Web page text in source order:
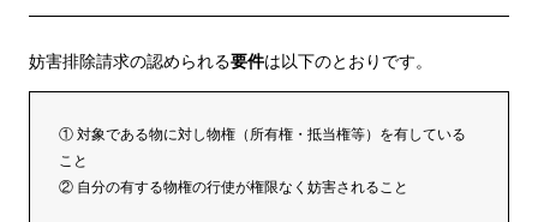
妨害排除請求の認められる要件は以下のとおりです。
① 対象である物に対し物権（所有権・抵当権等）を有している
こと
② 自分の有する物権の行使が権限なく妨害されること